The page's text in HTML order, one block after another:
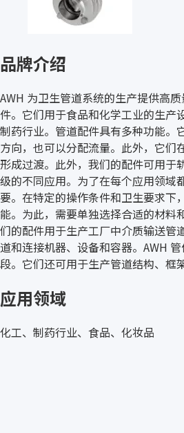
品牌介绍
AWH 为卫生管道系统的生产提供高
件。它们用于食品和化学工业的生产
制药行业。管道配件具有多种功能。
方向，也可以分配流量。此外，它们
形成过渡。此外，我们的配件可用于
级的不同应用。为了在每个应用领域
要。在特定的操作条件和卫生要求下
能。为此，需要单独选择合适的材料
们的配件用于生产工厂中介质输送管
道和连接机器、设备和容器。AWH
段。它们还可用于生产管道结构、框
应用领域
化工、制药行业、食品、化妆品